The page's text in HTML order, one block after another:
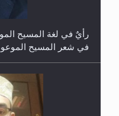
في شعر المسيح